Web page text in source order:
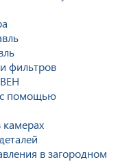
фильтров
с помощью
в загородном